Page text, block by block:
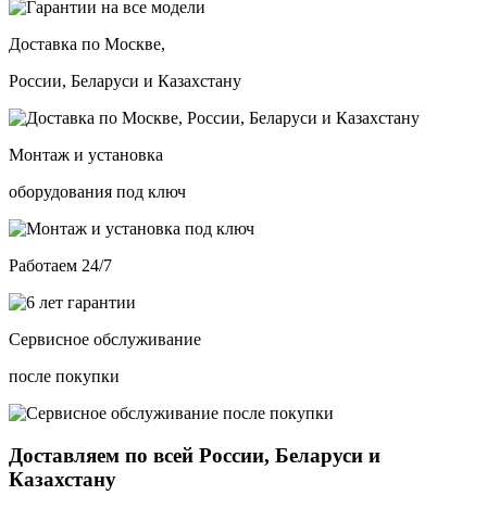
Доставка по Москве,
России, Беларуси и Казахстану
Монтаж и установка
оборудования под ключ
Работаем 24/7
Сервисное обслуживание
после покупки
Доставляем по всей России, Беларуси и
Казахстану